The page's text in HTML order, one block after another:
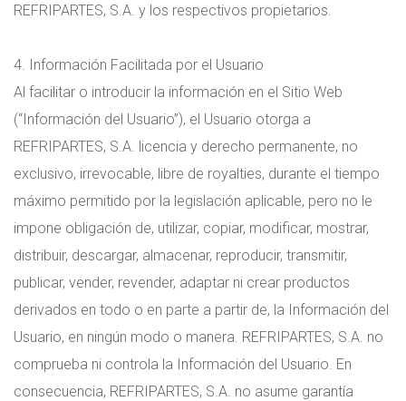
REFRIPARTES, S.A. y los respectivos propietarios.
4. Información Facilitada por el Usuario
Al facilitar o introducir la información en el Sitio Web
(“Información del Usuario”), el Usuario otorga a
REFRIPARTES, S.A. licencia y derecho permanente, no
exclusivo, irrevocable, libre de royalties, durante el tiempo
máximo permitido por la legislación aplicable, pero no le
impone obligación de, utilizar, copiar, modificar, mostrar,
distribuir, descargar, almacenar, reproducir, transmitir,
publicar, vender, revender, adaptar ni crear productos
derivados en todo o en parte a partir de, la Información del
Usuario, en ningún modo o manera. REFRIPARTES, S.A. no
comprueba ni controla la Información del Usuario. En
consecuencia, REFRIPARTES, S.A. no asume garantía